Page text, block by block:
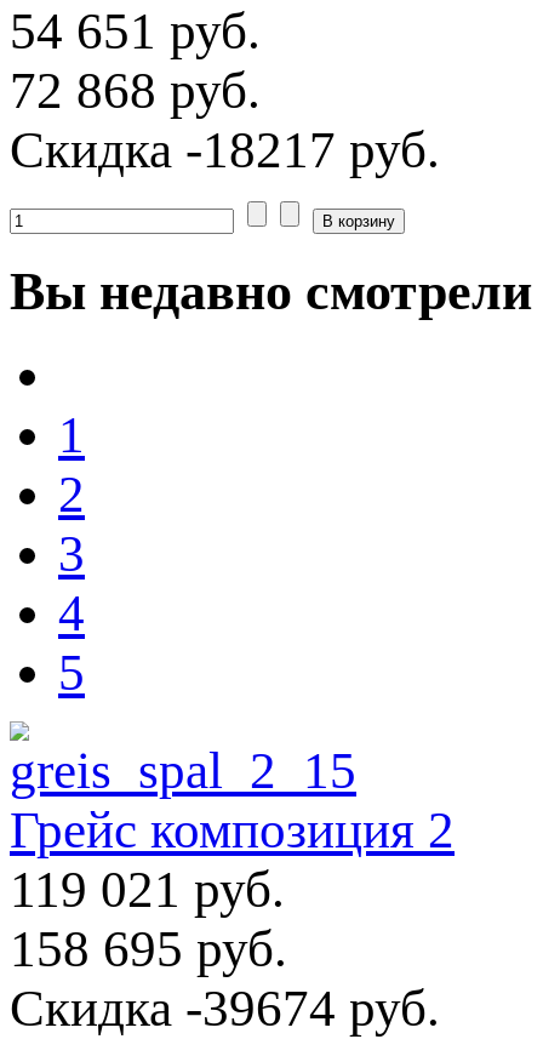
54 651 руб.
72 868 руб.
Скидка -18217 руб.
Вы недавно смотрели
1
2
3
4
5
Грейс композиция 2
119 021 руб.
158 695 руб.
Скидка -39674 руб.